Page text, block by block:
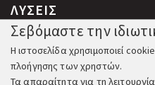
ΛΥΣΕΙΣ
Σεβόμαστε την
Η ιστοσελίδα χρησιμοποιεί
πλοήγησης των χρηστών.
Τα απαραίτητα για τη